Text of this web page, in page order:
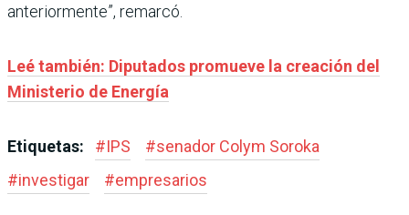
anteriormente”, remarcó.
Leé también: Diputados promueve la creación del
Ministerio de Energía
Etiquetas: #IPS #senador Colym Soroka
#investigar #empresarios